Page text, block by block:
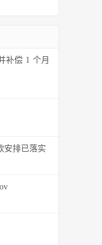
补偿 1 个月
安排已落实